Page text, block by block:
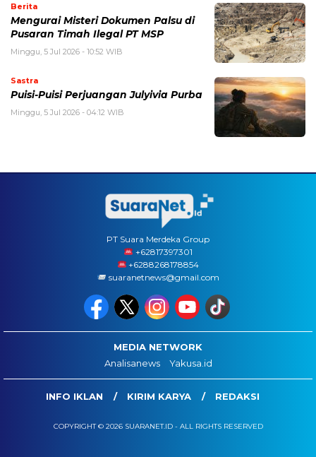
Berita
Mengurai Misteri Dokumen Palsu di
Pusaran Timah Ilegal PT MSP
Minggu, 5 Jul 2026 - 10:52 WIB
Sastra
Puisi-Puisi Perjuangan Julyivia Purba
Minggu, 5 Jul 2026 - 04:12 WIB
PT Suara Merdeka Group
‪+62817397301
+6288268178854
suaranetnews@gmail.com
MEDIA NETWORK
Analisanews
Yakusa.id
INFO IKLAN KIRIM KARYA REDAKSI
COPYRIGHT © 2026 SUARANET.ID - ALL RIGHTS RESERVED